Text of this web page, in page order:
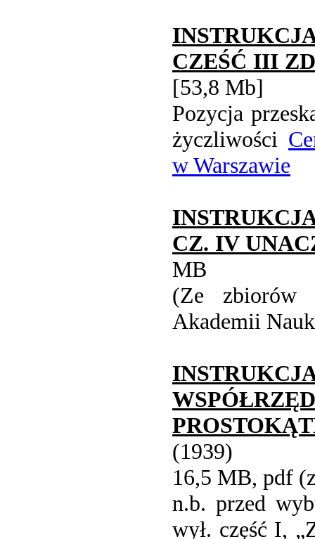
CZEŚĆ III
[53,8 Mb]
Pozycja
życzliwości
w Warszawie
CZ. IV
MB
(Ze zbiorów
Akademii
(1939)
16,5 MB, pdf
n.b. przed
wył. część I,